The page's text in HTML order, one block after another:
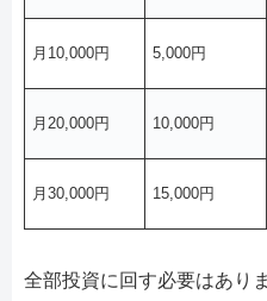
月10,000円 5,000円
月20,000円 10,000円
月30,000円 15,000円
全部投資に回す必要はあり